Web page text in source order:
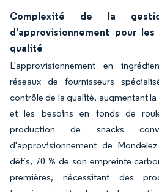
Complexité de la
d'approvisionnement pour
qualité
L'approvisionnement en
réseaux de fournisseurs
contrôle de la qualité, augmentant
et les besoins en fonds de
production de snacks
d'approvisionnement de
défis, 70 % de son empreinte
premières, nécessitant des